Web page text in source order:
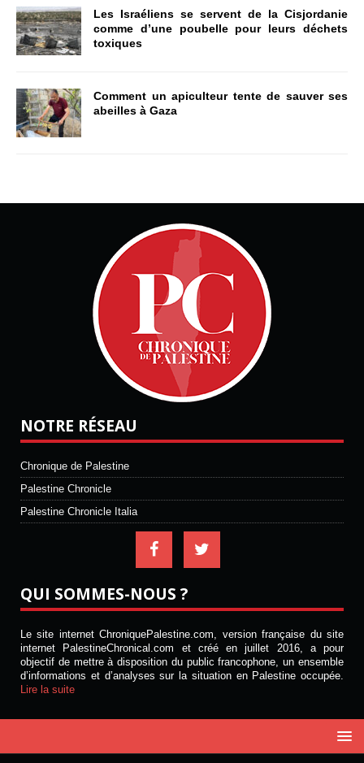
Les Israéliens se servent de la Cisjordanie
comme d’une poubelle pour leurs déchets
toxiques
Comment un apiculteur tente de sauver ses
abeilles à Gaza
NOTRE RÉSEAU
Chronique de Palestine
Palestine Chronicle
Palestine Chronicle Italia
QUI SOMMES-NOUS ?
Le site internet ChroniquePalestine.com, version française du site
internet PalestineChronical.com et créé en juillet 2016, a pour
objectif de mettre à disposition du public francophone, un ensemble
d’informations et d’analyses sur la situation en Palestine occupée.
Lire la suite